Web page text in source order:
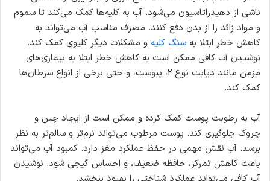
ناشی از دهیدراتاسیون می‌شود. آب به کلیه‌ها کمک می‌کند تا سموم
و مواد زائد را از بدن دفع کنند. مصرف مناسب آب می‌تواند به
کاهش خطر ابتلا به سنگ کلیه و مشکلات دیگر کلیوی کمک کند.
نوشیدن آب کافی ممکن است به کاهش خطر ابتلا به بیماری‌های
مزمن مانند دیابت نوع ۲، یبوست، و حتی برخی از انواع سرطان‌ها
کمک کند.
آب به رطوبت پوست کمک کرده و ممکن است از ایجاد چین و
چروک جلوگیری کند. پوست مرطوب می‌تواند نرم‌تر و سالم‌تر به نظر
برسد. آب نقش مهمی در حفظ عملکرد مغز دارد. کمبود آب می‌تواند
باعث کاهش تمرکز، حافظه ضعیف، و احساس گیجی شود. نوشیدن